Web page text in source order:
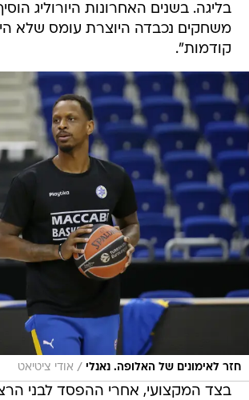
בליגה. בשנים האחרונות היורוליג
משחקים נכבדה היוצרת עומס שלא
קודמות".
חזר לאימונים של האלופה. נאנלי / אודי ציטיאט
בצד המקצועי, אחרי ההפסד לבני